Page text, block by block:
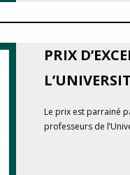
PRIX
Le prix est parrainé
professeurs de